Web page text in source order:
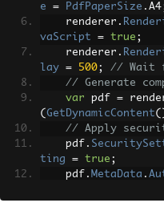
e
= PdfPaperSize . A4
    renderer
.
vaScript
= true ;
    renderer
.
lay
= 500;
// Wait
// Generate
var pdf =
( GetDynamicContent
// Apply
    pdf
.
ting
= true ;
    pdf
. MetaData .